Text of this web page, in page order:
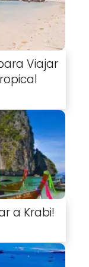
Viajar
a Krabi!